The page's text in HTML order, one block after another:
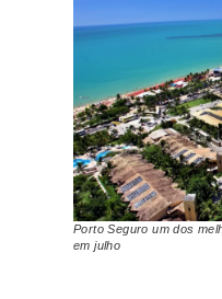
Porto Seguro um dos
em julho